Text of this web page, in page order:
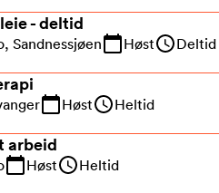
- deltid
Sandnessjøen Høst Deltid
Høst Heltid
arbeid
Høst Heltid